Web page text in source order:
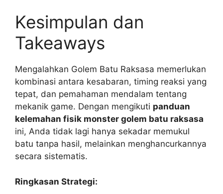
Kesimpulan dan
Takeaways
Mengalahkan Golem Batu Raksasa memerlukan
kombinasi antara kesabaran, timing reaksi yang
tepat, dan pemahaman mendalam tentang
mekanik game. Dengan mengikuti panduan
kelemahan fisik monster golem batu raksasa
ini, Anda tidak lagi hanya sekadar memukul
batu tanpa hasil, melainkan menghancurkannya
secara sistematis.
Ringkasan Strategi: